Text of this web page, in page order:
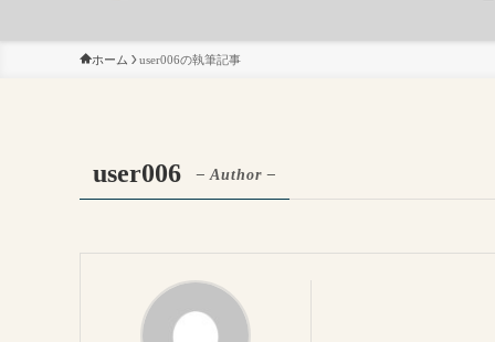
ホーム user006の執筆記事
user006 – Author –